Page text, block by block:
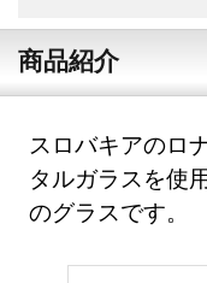
商品紹介
スロバキアのロ
タルガラスを使
のグラスです。